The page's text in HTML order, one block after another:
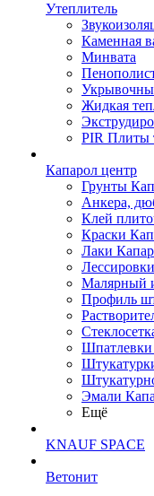
Утеплитель
Каменная
Минвата
Жидкая
PIR Плиты
Капарол центр
Грунты
Анкера,
Клей
Краски
Лаки
Малярный
Профиль
Шпатлевки
Эмали
Ещё
KNAUF SPACE
Ветонит